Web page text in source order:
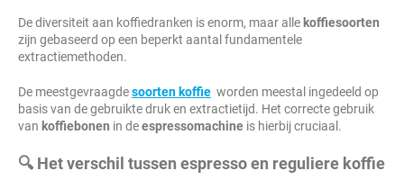
De diversiteit aan koffiedranken is enorm, maar alle koffiesoorten
zijn gebaseerd op een beperkt aantal fundamentele
extractiemethoden.
De meestgevraagdesoorten koffie worden meestal ingedeeld op
basis van de gebruikte druk en extractietijd. Het correcte gebruik
van koffiebonen in deespressomachine is hierbij cruciaal.
🔍 Het verschil tussen espresso en reguliere koffie